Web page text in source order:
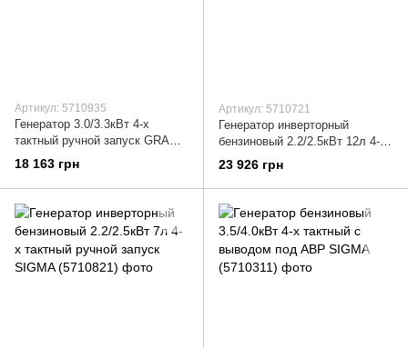
Артикул: 5710935
Генератор 3.0/3.3кВт 4-х
тактный ручной запуск GRAD
(5710935)
18 163 грн
Артикул: 5710721
Генератор инверторный
бензиновый 2.2/2.5кВт 12л 4-х
тактный ручной запуск SIGMA
(5710721)
23 926 грн